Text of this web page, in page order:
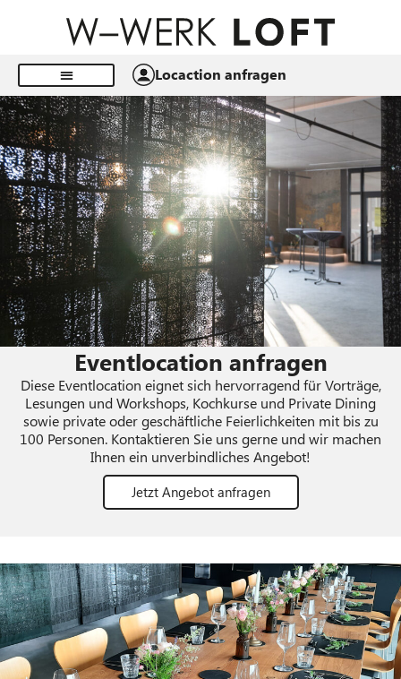
Locaction anfragen
Eventlocation anfragen
Diese Eventlocation eignet sich hervorragend für Vorträge,
Lesungen und Workshops, Kochkurse und Private Dining
sowie private oder geschäftliche Feierlichkeiten mit bis zu
100 Personen. Kontaktieren Sie uns gerne und wir machen
Ihnen ein unverbindliches Angebot!
Jetzt Angebot anfragen